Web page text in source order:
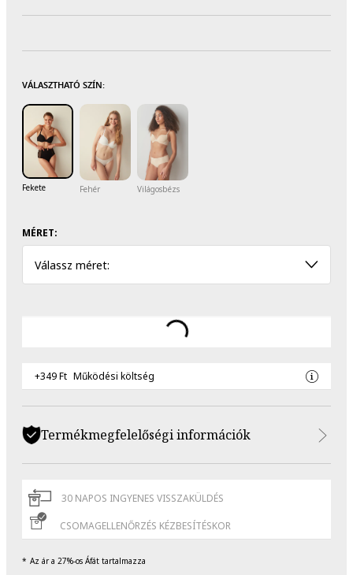
VÁLASZTHATÓ SZÍN:
Fekete Fehér Világosbézs
MÉRET:
Válassz méret:
+349 Ft Működési költség
Termékmegfelelőségi információk
30 NAPOS INGYENES VISSZAKÜLDÉS
CSOMAGELLENŐRZÉS KÉZBESÍTÉSKOR
Az ár a 27%-os Áfát tartalmazza